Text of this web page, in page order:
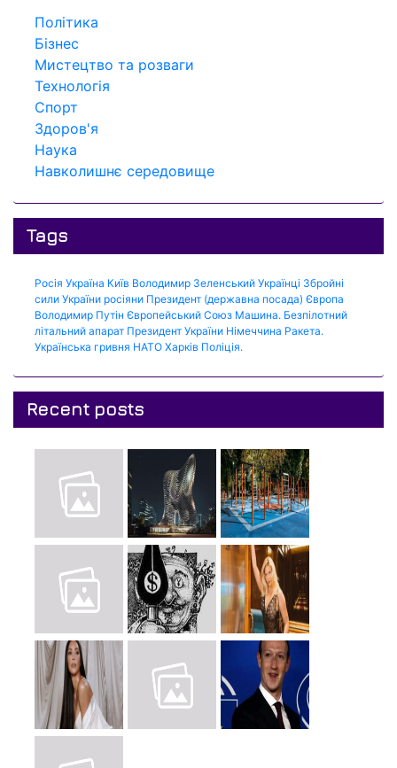
Політика
Бізнес
Мистецтво та розваги
Технологія
Спорт
Здоров'я
Наука
Навколишнє середовище
Tags
Росія Україна Київ Володимир Зеленський Українці Збройні
сили України росіяни Президент (державна посада) Європа
Володимир Путін Європейський Союз Машина. Безпілотний
літальний апарат Президент України Німеччина Ракета.
Українська гривня НАТО Харків Поліція.
Recent posts